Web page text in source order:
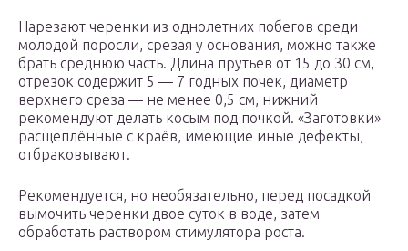
Нарезают черенки из однолетних побегов среди
молодой поросли, срезая у основания, можно также
брать среднюю часть. Длина прутьев от 15 до 30 см,
отрезок содержит 5 — 7 годных почек, диаметр
верхнего среза — не менее 0,5 см, нижний
рекомендуют делать косым под почкой. «Заготовки»
расщеплённые с краёв, имеющие иные дефекты,
отбраковывают.
Рекомендуется, но необязательно, перед посадкой
вымочить черенки двое суток в воде, затем
обработать раствором стимулятора роста.